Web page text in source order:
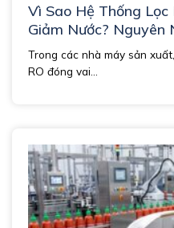
Vì Sao Hệ Thống
Giảm Nước? Nguyên
Triệt Để
Trong các nhà máy sản
RO đóng vai...